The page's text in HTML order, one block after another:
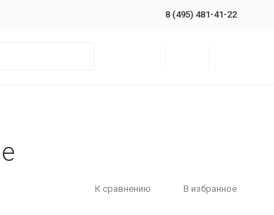
8 (495) 481-41-22
К сравнению В избранное